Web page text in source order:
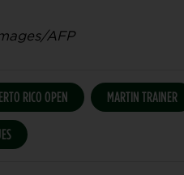
AFP
RICO OPEN MARTIN TRAINER